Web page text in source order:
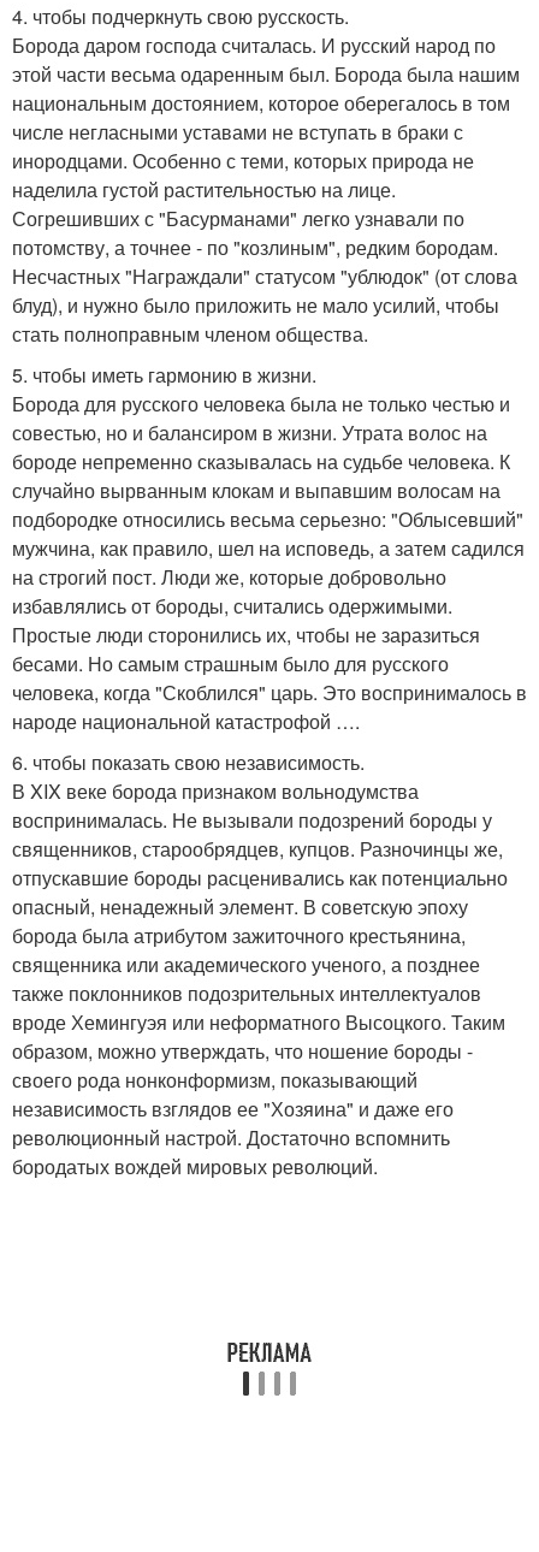
4. чтобы подчеркнуть свою русскость.
Борода даром господа считалась. И русский народ по
этой части весьма одаренным был. Борода была нашим
национальным достоянием, которое оберегалось в том
числе негласными уставами не вступать в браки с
инородцами. Особенно с теми, которых природа не
наделила густой растительностью на лице.
Согрешивших с "Басурманами" легко узнавали по
потомству, а точнее - по "козлиным", редким бородам.
Несчастных "Награждали" статусом "ублюдок" (от слова
блуд), и нужно было приложить не мало усилий, чтобы
стать полноправным членом общества.
5. чтобы иметь гармонию в жизни.
Борода для русского человека была не только честью и
совестью, но и балансиром в жизни. Утрата волос на
бороде непременно сказывалась на судьбе человека. К
случайно вырванным клокам и выпавшим волосам на
подбородке относились весьма серьезно: "Облысевший"
мужчина, как правило, шел на исповедь, а затем садился
на строгий пост. Люди же, которые добровольно
избавлялись от бороды, считались одержимыми.
Простые люди сторонились их, чтобы не заразиться
бесами. Но самым страшным было для русского
человека, когда "Скоблился" царь. Это воспринималось в
народе национальной катастрофой ….
6. чтобы показать свою независимость.
В XIX веке борода признаком вольнодумства
воспринималась. Не вызывали подозрений бороды у
священников, старообрядцев, купцов. Разночинцы же,
отпускавшие бороды расценивались как потенциально
опасный, ненадежный элемент. В советскую эпоху
борода была атрибутом зажиточного крестьянина,
священника или академического ученого, а позднее
также поклонников подозрительных интеллектуалов
вроде Хемингуэя или неформатного Высоцкого. Таким
образом, можно утверждать, что ношение бороды -
своего рода нонконформизм, показывающий
независимость взглядов ее "Хозяина" и даже его
революционный настрой. Достаточно вспомнить
бородатых вождей мировых революций.